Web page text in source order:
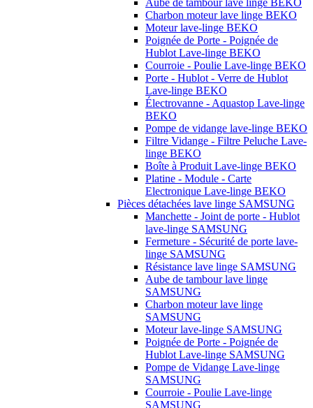
Charbon moteur lave linge BEKO
Moteur lave-linge BEKO
Poignée de Porte - Poignée de
Hublot Lave-linge BEKO
Courroie - Poulie Lave-linge BEKO
Porte - Hublot - Verre de Hublot
Lave-linge BEKO
Électrovanne - Aquastop Lave-linge
BEKO
Pompe de vidange lave-linge BEKO
Filtre Vidange - Filtre Peluche Lave-
linge BEKO
Boîte à Produit Lave-linge BEKO
Platine - Module - Carte
Electronique Lave-linge BEKO
Pièces détachées lave linge SAMSUNG
Manchette - Joint de porte - Hublot
lave-linge SAMSUNG
Fermeture - Sécurité de porte lave-
linge SAMSUNG
Résistance lave linge SAMSUNG
Aube de tambour lave linge
SAMSUNG
Charbon moteur lave linge
SAMSUNG
Moteur lave-linge SAMSUNG
Poignée de Porte - Poignée de
Hublot Lave-linge SAMSUNG
Pompe de Vidange Lave-linge
SAMSUNG
Courroie - Poulie Lave-linge
SAMSUNG